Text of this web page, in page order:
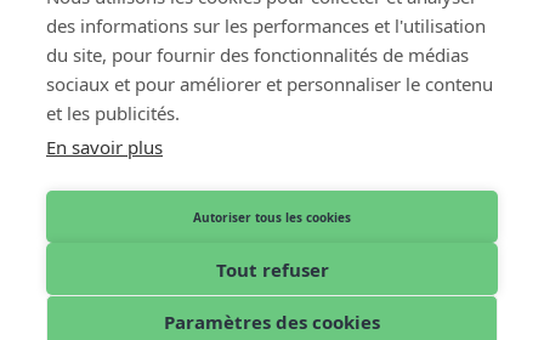
des informations sur les performances et l'utilisation
du site, pour fournir des fonctionnalités de médias
sociaux et pour améliorer et personnaliser le contenu
et les publicités.
En savoir plus
Autoriser tous les cookies
Tout refuser
Paramètres des cookies
POUR LES
PROFESSIONNELS
Devenir distributeur
CONTACT
Français © 2026 Pallazzo